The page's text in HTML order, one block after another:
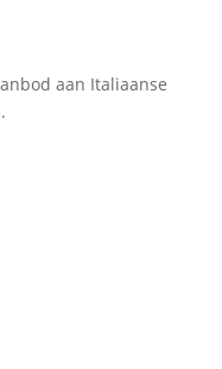
aan Italiaanse